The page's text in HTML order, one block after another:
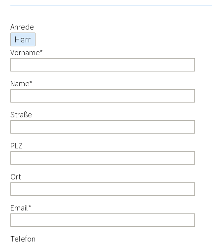
Anrede
Pflichtfeld
Vorname*
Pflichtfeld
Name*
Straße
PLZ
Ort
Pflichtfeld
Email*
Telefon